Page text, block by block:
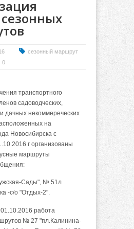
сезонный маршрут
0
транспортного
садоводческих,
дачных некоммереческих
на
Новосибирска с
г организованы
маршруты
Сады", № 51л
-с/о "Отдых-2".
работа
№ 27 "пл.Калинина-